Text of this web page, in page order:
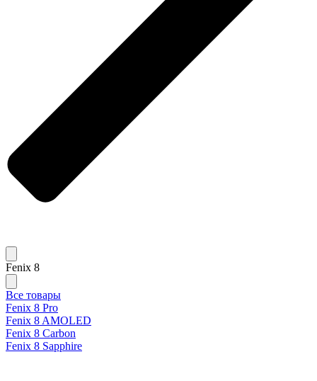
Fenix 8
Все товары
Fenix 8 Pro
Fenix 8 AMOLED
Fenix 8 Carbon
Fenix 8 Sapphire